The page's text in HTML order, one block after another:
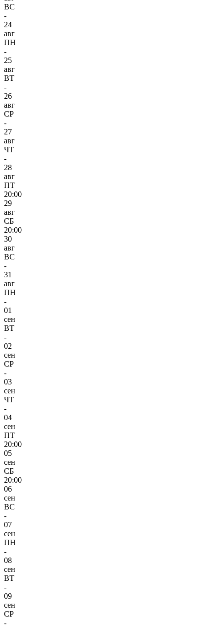
ВС
-
24
авг
ПН
-
25
авг
ВТ
-
26
авг
СР
-
27
авг
ЧТ
-
28
авг
ПТ
20:00
29
авг
СБ
20:00
30
авг
ВС
-
31
авг
ПН
-
01
сен
ВТ
-
02
сен
СР
-
03
сен
ЧТ
-
04
сен
ПТ
20:00
05
сен
СБ
20:00
06
сен
ВС
-
07
сен
ПН
-
08
сен
ВТ
-
09
сен
СР
-